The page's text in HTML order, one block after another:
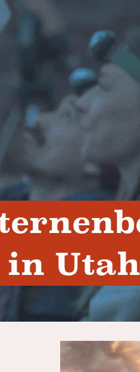
in Utah